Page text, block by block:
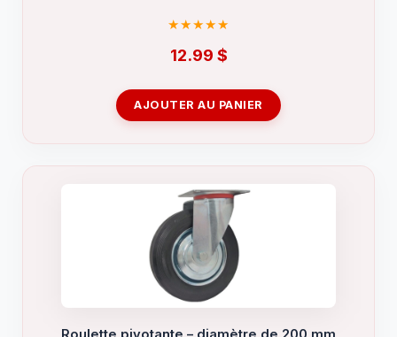
12.99 $
AJOUTER AU PANIER